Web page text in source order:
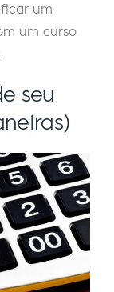
um
um curso
seu